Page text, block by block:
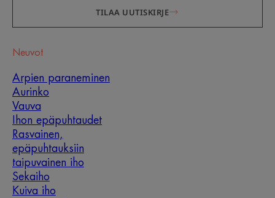
TILAA UUTISKIRJE
Neuvot
Arpien paraneminen
Aurinko
Vauva
Ihon epäpuhtaudet
Rasvainen,
epäpuhtauksiin
taipuvainen iho
Sekaiho
Kuiva iho